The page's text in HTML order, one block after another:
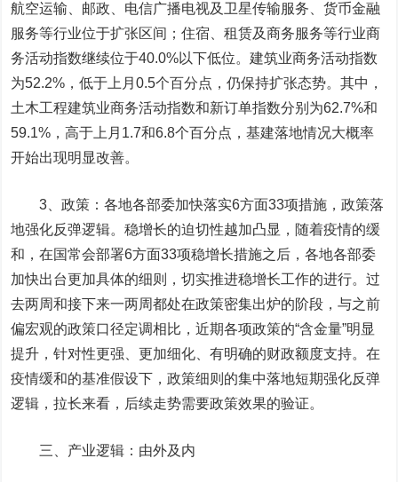
航空运输、邮政、电信广播电视及卫星传输服务、货币金融
服务等行业位于扩张区间；住宿、租赁及商务服务等行业商
务活动指数继续位于40.0%以下低位。建筑业商务活动指数
为52.2%，低于上月0.5个百分点，仍保持扩张态势。其中，
土木工程建筑业商务活动指数和新订单指数分别为62.7%和
59.1%，高于上月1.7和6.8个百分点，基建落地情况大概率
开始出现明显改善。
3、政策：各地各部委加快落实6方面33项措施，政策落
地强化反弹逻辑。稳增长的迫切性越加凸显，随着疫情的缓
和，在国常会部署6方面33项稳增长措施之后，各地各部委
加快出台更加具体的细则，切实推进稳增长工作的进行。过
去两周和接下来一两周都处在政策密集出炉的阶段，与之前
偏宏观的政策口径定调相比，近期各项政策的“含金量”明显
提升，针对性更强、更加细化、有明确的财政额度支持。在
疫情缓和的基准假设下，政策细则的集中落地短期强化反弹
逻辑，拉长来看，后续走势需要政策效果的验证。
三、产业逻辑：由外及内